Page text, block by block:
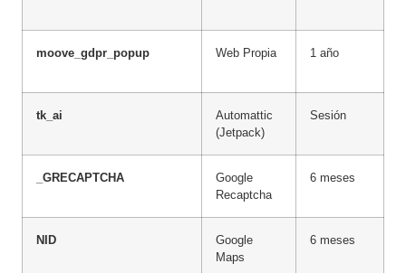
moove_gdpr_popup Web Propia 1 año
tk_ai
Automattic
(Jetpack)
Sesión
_GRECAPTCHA
Google
Recaptcha
6 meses
NID
Google
Maps
6 meses